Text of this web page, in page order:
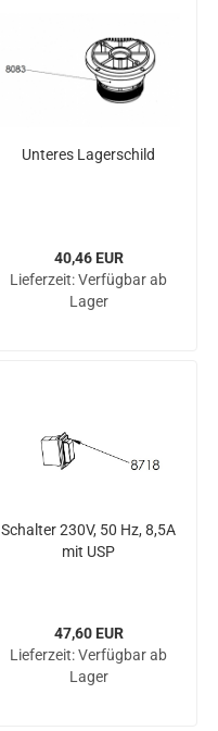
Un­te­res La­ger­schild
40,46 EUR
Lieferzeit:Verfügbar ab
Lager
Schal­ter 230V, 50 Hz, 8,5A
mit USP
47,60 EUR
Lieferzeit:Verfügbar ab
Lager